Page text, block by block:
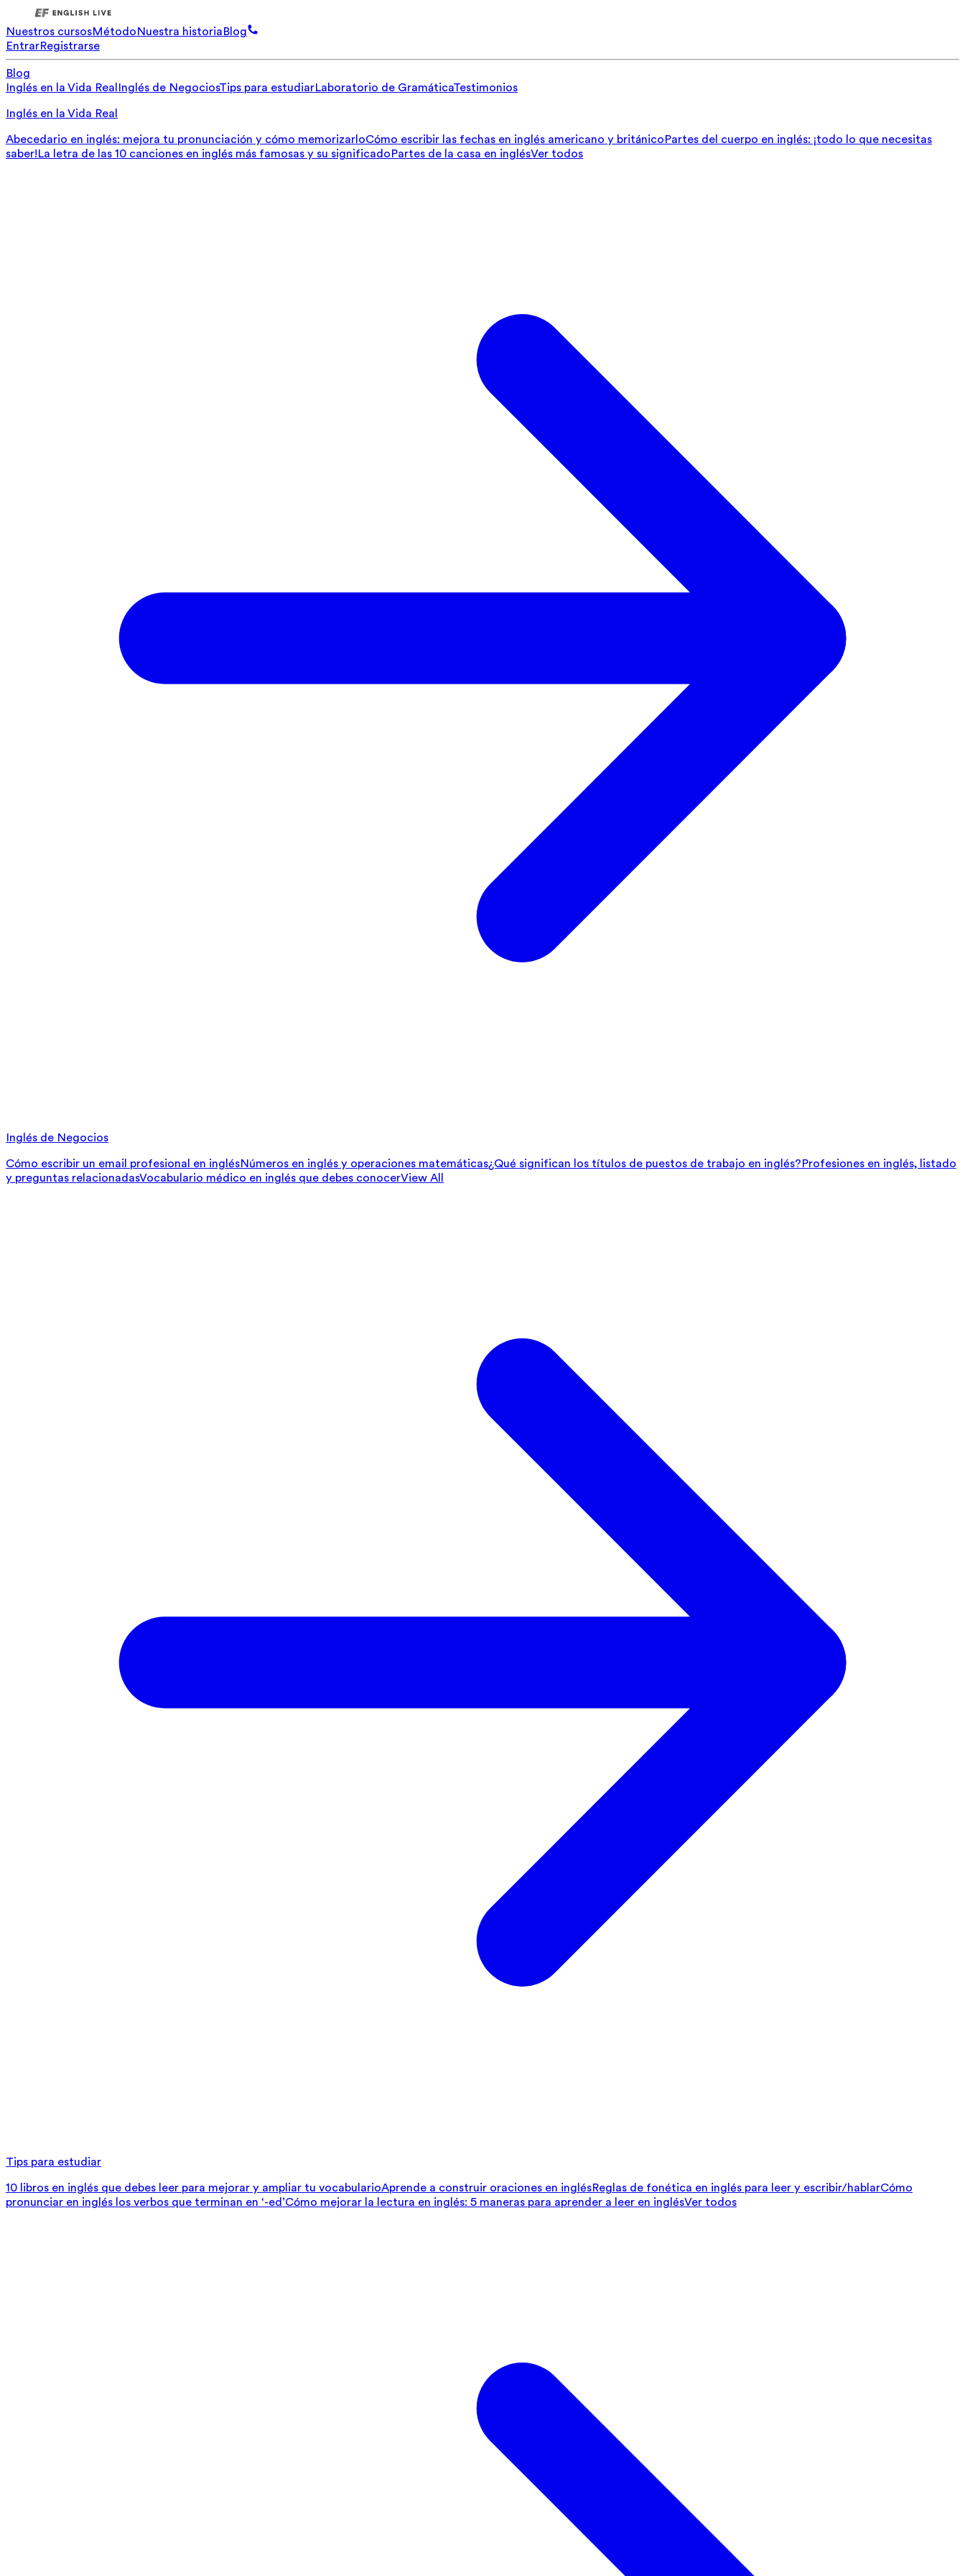
Nuestros cursosMétodoNuestra historiaBlog
EntrarRegistrarse
Blog
Inglés en la Vida Real Inglés de NegociosTips para estudiarLaboratorio de GramáticaTestimonios
Inglés en la Vida Real
Abecedario en inglés: mejora tu pronunciación y cómo memorizarloCómo escribir las fechas en inglés americano y británicoPartes del cuerpo en inglés: ¡todo lo que necesitas
saber!La letra de las 10 canciones en inglés más famosas y su significadoPartes de la casa en inglésVer todos
Inglés de Negocios
Cómo escribir un email profesional en inglésNúmeros en inglés y operaciones matemáticas¿Qué significan los títulos de puestos de trabajo en inglés?Profesiones en inglés, listado
y preguntas relacionadasVocabulario médico en inglés que debes conocerView All
Tips para estudiar
10 libros en inglés que debes leer para mejorar y ampliar tu vocabularioAprende a construir oraciones en inglésReglas de fonética en inglés para leer y escribir/hablarCómo
pronunciar en inglés los verbos que terminan en ‘-ed’Cómo mejorar la lectura en inglés: 5 maneras para aprender a leer en inglésVer todos